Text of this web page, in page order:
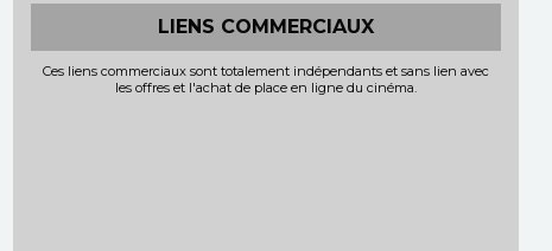
LIENS COMMERCIAUX
Ces liens commerciaux sont totalement indépendants et sans lien avec
les offres et l'achat de place en ligne du cinéma.